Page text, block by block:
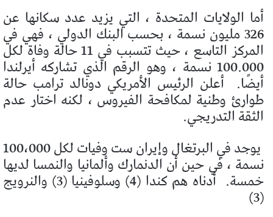
أما الولايات المتحدة ، التي يزيد عدد سكانها عن
326 مليون نسمة ، بحسب البنك الدولي ، فهي في
المركز التاسع ، حيث تتسبب في 11 حالة وفاة لكل
100.000 نسمة ، وهو الرقم الذي تشاركه أيرلندا
أيضًا. أعلن الرئيس الأمريكي دونالد ترامب حالة
طوارئ وطنية لمكافحة الفيروس ، لكنه اختار عدم
الثقة التدريجي.
يوجد في البرتغال وإيران ست وفيات لكل 100،000
نسمة ، في حين أن الدنمارك وألمانيا والنمسا لديها
خمسة. أدناه هم كندا (4) وسلوفينيا (3) والنرويج
(3)